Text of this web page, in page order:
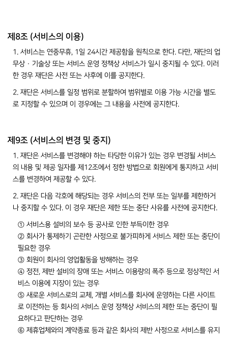
제8조 (서비스의 이용)
1. 서비스는 연중무휴, 1일 24시간 제공함을 원칙으로 한다. 다만, 재단의 업
무상 · 기술상 또는 서비스 운영 정책상 서비스가 일시 중지될 수 있다. 이러
한 경우 재단은 사전 또는 사후에 이를 공지한다.
2. 재단은 서비스를 일정 범위로 분할하여 범위별로 이용 가능 시간을 별도
로 지정할 수 있으며 이 경우에는 그 내용을 사전에 공지한다.
제9조 (서비스의 변경 및 중지)
1. 재단은 서비스를 변경해야 하는 타당한 이유가 있는 경우 변경될 서비스
의 내용 및 제공 일자를 제12조에서 정한 방법으로 회원에게 통지하고 서비
스를 변경하여 제공할 수 있다.
2. 재단은 다음 각호에 해당되는 경우 서비스의 전부 또는 일부를 제한하거
나 중지할 수 있다. 이 경우 재단은 제한 또는 중단 사유를 사전에 공지한다.
① 서비스용 설비의 보수 등 공사로 인한 부득이한 경우
② 회사가 통제하기 곤란한 사정으로 불가피하게 서비스 제한 또는 중단이
필요한 경우
③ 회원이 회사의 영업활동을 방해하는 경우
④ 정전, 제반 설비의 장애 또는 서비스 이용량의 폭주 등으로 정상적인 서
비스 이용에 지장이 있는 경우
⑤ 새로운 서비스로의 교체, 개별 서비스를 회사에 운영하는 다른 사이트
로 이전하는 등 회사의 서비스 운영 정책상 서비스의 제한 또는 중단이 필
요하다고 판단하는 경우
⑥ 제휴업체와의 계약종료 등과 같은 회사의 제반 사정으로 서비스를 유지